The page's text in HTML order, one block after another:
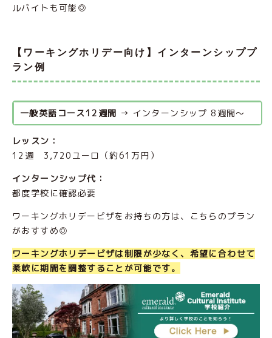
ルバイトも可能◎
【ワーキングホリデー向け】インターンシッププ
ラン例
一般英語コース12週間 → インターンシップ 8週間～
レッスン：
12週 3,720ユーロ（約61万円）
インターンシップ代：
都度学校に確認必要
ワーキングホリデービザをお持ちの方は、こちらのプラン
がおすすめ◎
ワーキングホリデービザは制限が少なく、希望に合わせて
柔軟に期間を調整することが可能です。